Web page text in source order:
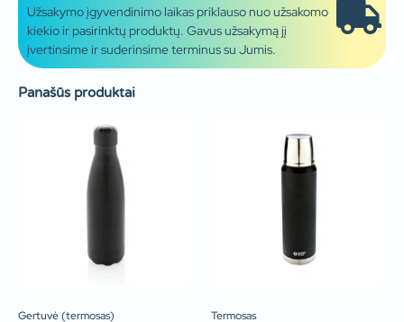
Užsakymo įgyvendinimo laikas priklauso nuo užsakomo
kiekio ir pasirinktų produktų. Gavus užsakymą jį
įvertinsime ir suderinsime terminus su Jumis.
Panašūs produktai
Gertuvė (termosas) Termosas